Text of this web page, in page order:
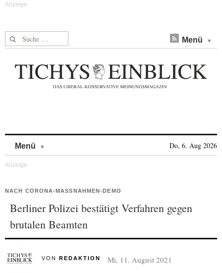
Suche nach: Menü
Menü Do, 6. Aug 2026
NACH CORONA-MASSNAHMEN-DEMO
Berliner Polizei bestätigt Verfahren gegen
brutalen Beamten
VON REDAKTION Mi, 11. August 2021